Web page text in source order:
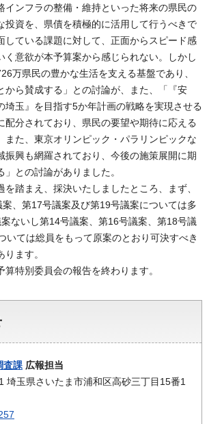
インフラの整備・維持といった将来の県民の
投資を、県債を積極的に活用して行うべきで
している課題に対して、正面からスピード感
く意欲が本予算案から感じられない。しかし
万県民の豊かな生活を支える基盤であり、
から賛成する」との討論が、また、「『安
埼玉』を目指す5か年計画の戦略を実現させる
配分されており、県民の要望や期待に応える
また、東京オリンピック・パラリンピックな
振興も網羅されており、今後の施策展開に期
との討論がありました。
を踏まえ、採決いたしましたところ、まず、
、第17号議案及び第19号議案については多
ないし第14号議案、第16号議案、第18号議
いては総員をもって原案のとおり可決すべき
ます。
算特別委員会の報告を終わります。
査課 広報担当
埼玉県さいたま市浦和区高砂三丁目15番1